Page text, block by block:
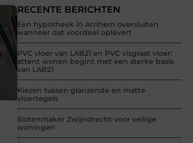
RECENTE BERICHTEN
Een hypotheek in Arnhem oversluiten
wanneer dat voordeel oplevert
PVC vloer van LAB21 en PVC visgraat vloer:
attent wonen begint met een sterke basis
van LAB21
Kiezen tussen glanzende en matte
vloertegels
Slotenmaker Zwijndrecht voor veilige
woningen